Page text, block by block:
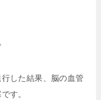
した結果、脳の血管
す。